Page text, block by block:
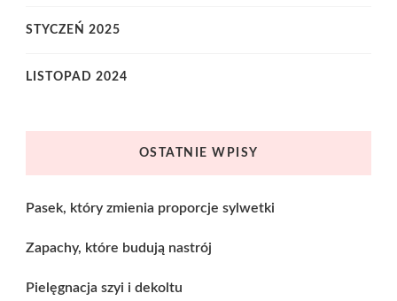
STYCZEŃ 2025
LISTOPAD 2024
OSTATNIE WPISY
Pasek, który zmienia proporcje sylwetki
Zapachy, które budują nastrój
Pielęgnacja szyi i dekoltu